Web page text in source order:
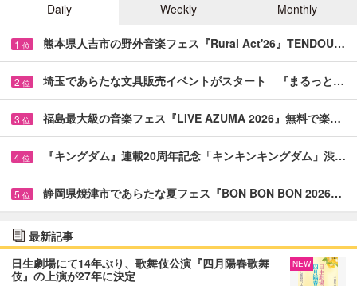
Daily
Weekly Monthly
1 位 熊本県人吉市の野外音楽フェス『Rural Act'26』TENDOU…
2 位 埼玉であらたな文具販売イベントがスタート 『まるっと…
3 位 福島最大級の音楽フェス『LIVE AZUMA 2026』無料で楽…
4 位 『キングダム』連載20周年記念「キンキンキングダム」渋…
5 位 静岡県焼津市であらたな夏フェス『BON BON BON 2026…
最新記事
日生劇場にて14年ぶり、歌舞伎公演『四月陽春歌舞
伎』の上演が27年に決定
NEW